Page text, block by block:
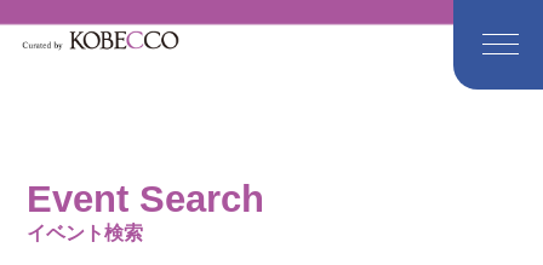
Event Search
イベント検索